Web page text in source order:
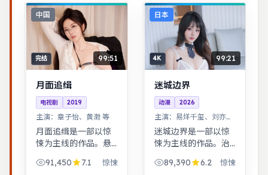
风格鲜明，节奏张弛
有度。
风景共同构成情绪主
线。
中国
完结 99:51
月面追缉
电视剧 2019
主演： 章子怡、黄渤 等
月面追缉是一部以惊
悚为主线的作品。悬
索拼图式叙事，结局
91,450 7.1 惊悚
日本
4K 99:21
迷城边界
动漫 2026
主演： 易烊千玺、刘亦菲
等
迷城边界是一部以惊
悚为主线的作品。治
缓，适合放松解压观
89,390 6.2 惊悚